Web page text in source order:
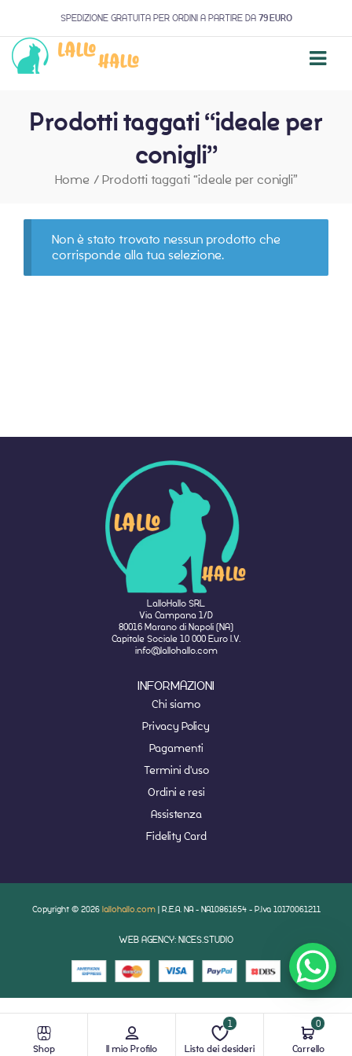
SPEDIZIONE GRATUITA PER ORDINI A PARTIRE DA 79 EURO
Prodotti taggati “ideale per
conigli”
Home / Prodotti taggati “ideale per conigli”
Non è stato trovato nessun prodotto che
corrisponde alla tua selezione.
Shop Il mio Profilo Lista dei desideri
1
Carrello
0
LalloHallo SRL
Via Campana 1/D
80016 Marano di Napoli (NA)
Capitale Sociale 10 000 Euro I.V.
info@lallohallo.com
INFORMAZIONI
Chi siamo
Privacy Policy
Pagamenti
Termini d'uso
Ordini e resi
Assistenza
Fidelity Card
Copyright © 2026 lallohallo.com | R.E.A. NA - NA10861654 - P.Iva 10170061211
WEB AGENCY: NICES.STUDIO